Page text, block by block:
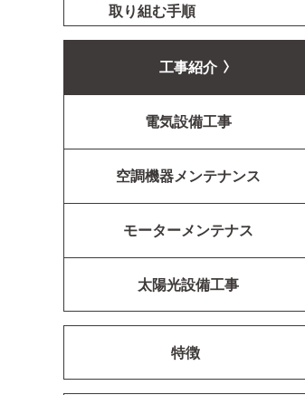
取り組む手順
工事紹介
電気設備工事
空調機器メンテナンス
モーターメンテナス
太陽光設備工事
特徴